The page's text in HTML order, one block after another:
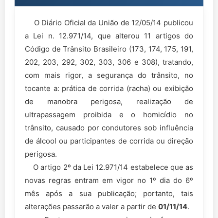
O Diário Oficial da União de 12/05/14 publicou
a Lei n. 12.971/14, que alterou 11 artigos do
Código de Trânsito Brasileiro (173, 174, 175, 191,
202, 203, 292, 302, 303, 306 e 308), tratando,
com mais rigor, a segurança do trânsito, no
tocante a: prática de corrida (racha) ou exibição
de manobra perigosa, realização de
ultrapassagem proibida e o homicídio no
trânsito, causado por condutores sob influência
de álcool ou participantes de corrida ou direção
perigosa.
O artigo 2º da Lei 12.971/14 estabelece que as
novas regras entram em vigor no 1º dia do 6º
mês após a sua publicação; portanto, tais
alterações passarão a valer a partir de 01/11/14.